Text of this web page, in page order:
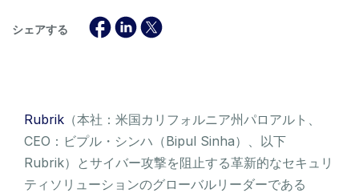
シェアする
Rubrik （本社：米国カリフォルニア州パロアルト、
CEO：ビプル・シンハ（Bipul Sinha）、以下
Rubrik）とサイバー攻撃を阻止する革新的なセキュリ
ティソリューションのグローバルリーダーである